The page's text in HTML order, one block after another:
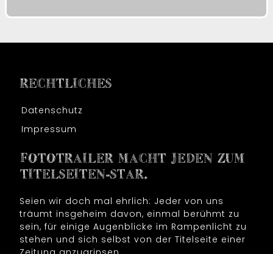
RECHTLICHES
Datenschutz
Impressum
FOTOTRAILER MACHT JEDEN ZUM
TITELSEITEN-STAR.
Seien wir doch mal ehrlich: Jeder von uns
träumt insgeheim davon, einmal berühmt zu
sein, für einige Augenblicke im Rampenlicht zu
stehen und sich selbst von der Titelseite einer